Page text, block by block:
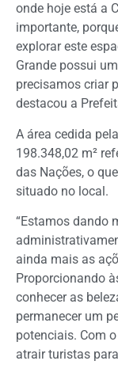
onde hoje está a
importante,
explorar este
Grande possui
precisamos criar
destacou a
A área cedida
198.348,02 m²
das Nações, o
situado no local.
“Estamos dando
ainda mais as
Proporcionando
conhecer as
permanecer um
potenciais. Com
atrair turistas